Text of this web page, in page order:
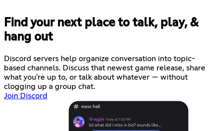
Find your next place to talk, play, &
hang out
Discord servers help organize conversation into topic-
based channels. Discuss that newest game release, share
what you're up to, or talk about whatever — without
clogging up a group chat.
Join Discord